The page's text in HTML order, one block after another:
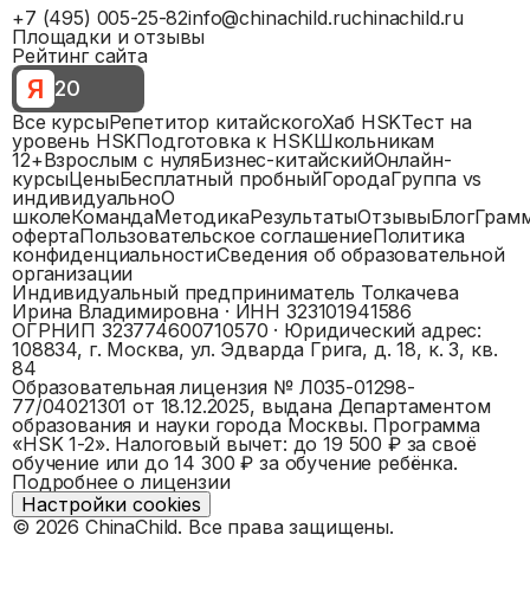
+7 (495) 005-25-82info@chinachild.ruchinachild.ru
Площадки и отзывы
Рейтинг сайта
Я 20
Все курсыРепетитор китайскогоХаб HSKТест на
уровень HSKПодготовка к HSKШкольникам
12+Взрослым с нуляБизнес-китайскийОнлайн-
курсыЦеныБесплатный пробныйГородаГруппа vs
индивидуальноО
школеКомандаМетодикаРезультатыОтзывыБлог
офертаПользовательское соглашениеПолитика
конфиденциальностиСведения об образовательной
организации
Индивидуальный предприниматель Толкачева
Ирина Владимировна· ИНН323101941586
ОГРНИП 323774600710570 · Юридический адрес:
108834, г. Москва, ул. Эдварда Грига, д. 18, к. 3, кв.
84
Образовательная лицензия № Л035-01298-
77/04021301 от 18.12.2025, выдана Департаментом
образования и науки города Москвы. Программа
«HSK 1-2». Налоговый вычет: до 19 500 ₽ за своё
обучение или до 14 300 ₽ за обучение ребёнка.
Подробнее о лицензии
Настройки cookies
© 2026 ChinaChild. Все права защищены.